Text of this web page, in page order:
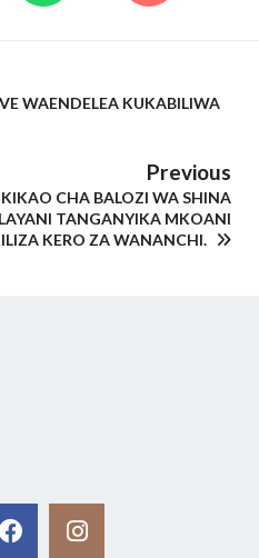
WAENDELEA KUKABILIWA
Previous
CHA BALOZI WA SHINA
TANGANYIKA MKOANI
KERO ZA WANANCHI.